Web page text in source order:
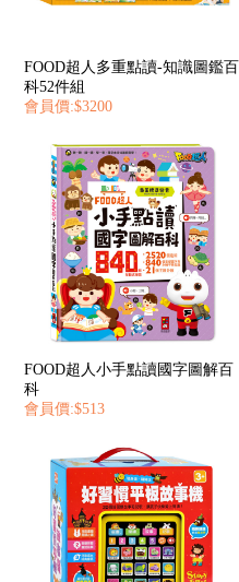
FOOD超人多重點讀-知識圖鑑百
科52件組
會員價:$3200
FOOD超人小手點讀國字圖解百
科
會員價:$513